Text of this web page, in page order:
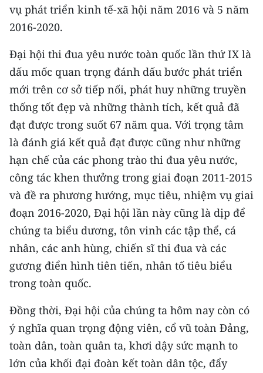
vụ phát triển kinh tế-xã hội năm 2016 và 5 năm
2016-2020.
Đại hội thi đua yêu nước toàn quốc lần thứ IX là
dấu mốc quan trọng đánh dấu bước phát triển
mới trên cơ sở tiếp nối, phát huy những truyền
thống tốt đẹp và những thành tích, kết quả đã
đạt được trong suốt 67 năm qua. Với trọng tâm
là đánh giá kết quả đạt được cũng như những
hạn chế của các phong trào thi đua yêu nước,
công tác khen thưởng trong giai đoạn 2011-2015
và đề ra phương hướng, mục tiêu, nhiệm vụ giai
đoạn 2016-2020, Đại hội lần này cũng là dịp để
chúng ta biểu dương, tôn vinh các tập thể, cá
nhân, các anh hùng, chiến sĩ thi đua và các
gương điển hình tiên tiến, nhân tố tiêu biểu
trong toàn quốc.
Đồng thời, Đại hội của chúng ta hôm nay còn có
ý nghĩa quan trọng động viên, cổ vũ toàn Đảng,
toàn dân, toàn quân ta, khơi dậy sức mạnh to
lớn của khối đại đoàn kết toàn dân tộc, đẩy